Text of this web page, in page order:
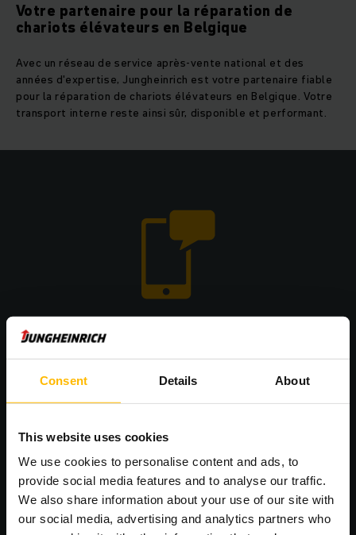
Consent Details About
This website uses cookies
We use cookies to personalise content and ads, to
provide social media features and to analyse our traffic.
We also share information about your use of our site with
our social media, advertising and analytics partners who
Votre partenaire pour la réparation de
chariots élévateurs en Belgique
Avec un réseau de service après-vente national et des
années d'expertise, Jungheinrich est votre partenaire fiable
pour la réparation de chariots élévateurs en Belgique. Votre
transport interne reste ainsi sûr, disponible et performant.
contacter le service après-vente de Jungheinrich à tout
moment ! Signalez rapidement et facilement les temps
d'arrêt et les pannes depuis votre ordinateur ou votre
smartphone.